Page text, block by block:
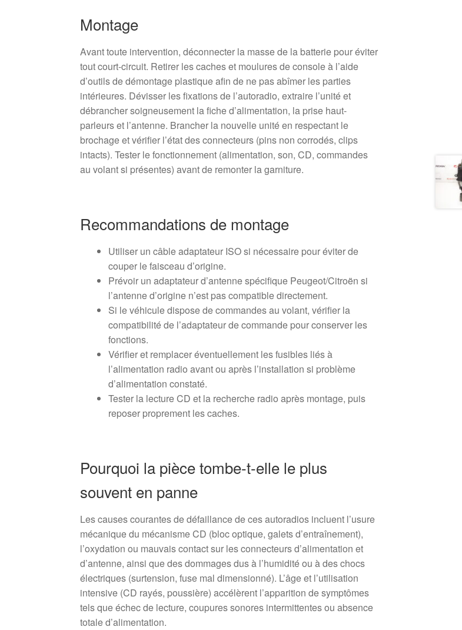
Montage
Avant toute intervention, déconnecter la masse de la batterie pour éviter
tout court-circuit. Retirer les caches et moulures de console à l’aide
d’outils de démontage plastique afin de ne pas abîmer les parties
intérieures. Dévisser les fixations de l’autoradio, extraire l’unité et
débrancher soigneusement la fiche d’alimentation, la prise haut-
parleurs et l’antenne. Brancher la nouvelle unité en respectant le
brochage et vérifier l’état des connecteurs (pins non corrodés, clips
intacts). Tester le fonctionnement (alimentation, son, CD, commandes
au volant si présentes) avant de remonter la garniture.
Recommandations de montage
Utiliser un câble adaptateur ISO si nécessaire pour éviter de
couper le faisceau d’origine.
Prévoir un adaptateur d’antenne spécifique Peugeot/Citroën si
l’antenne d’origine n’est pas compatible directement.
Si le véhicule dispose de commandes au volant, vérifier la
compatibilité de l’adaptateur de commande pour conserver les
fonctions.
Vérifier et remplacer éventuellement les fusibles liés à
l’alimentation radio avant ou après l’installation si problème
d’alimentation constaté.
Tester la lecture CD et la recherche radio après montage, puis
reposer proprement les caches.
Pourquoi la pièce tombe-t-elle le plus
souvent en panne
Les causes courantes de défaillance de ces autoradios incluent l’usure
mécanique du mécanisme CD (bloc optique, galets d’entraînement),
l’oxydation ou mauvais contact sur les connecteurs d’alimentation et
d’antenne, ainsi que des dommages dus à l’humidité ou à des chocs
électriques (surtension, fuse mal dimensionné). L’âge et l’utilisation
intensive (CD rayés, poussière) accélèrent l’apparition de symptômes
tels que échec de lecture, coupures sonores intermittentes ou absence
totale d’alimentation.